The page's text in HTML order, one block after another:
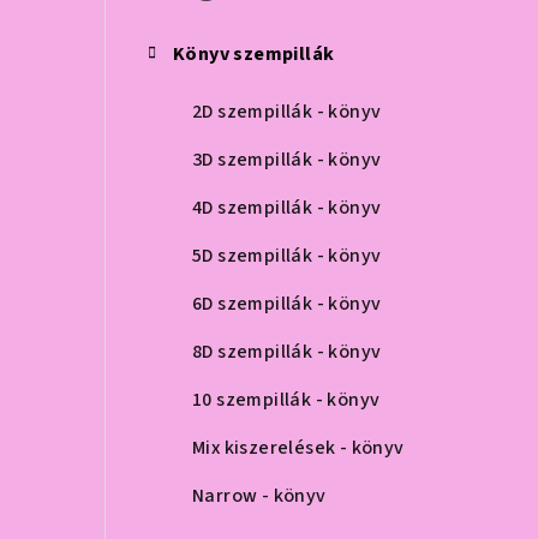
Könyv szempillák
2D szempillák - könyv
3D szempillák - könyv
4D szempillák - könyv
5D szempillák - könyv
6D szempillák - könyv
8D szempillák - könyv
10 szempillák - könyv
Mix kiszerelések - könyv
Narrow - könyv